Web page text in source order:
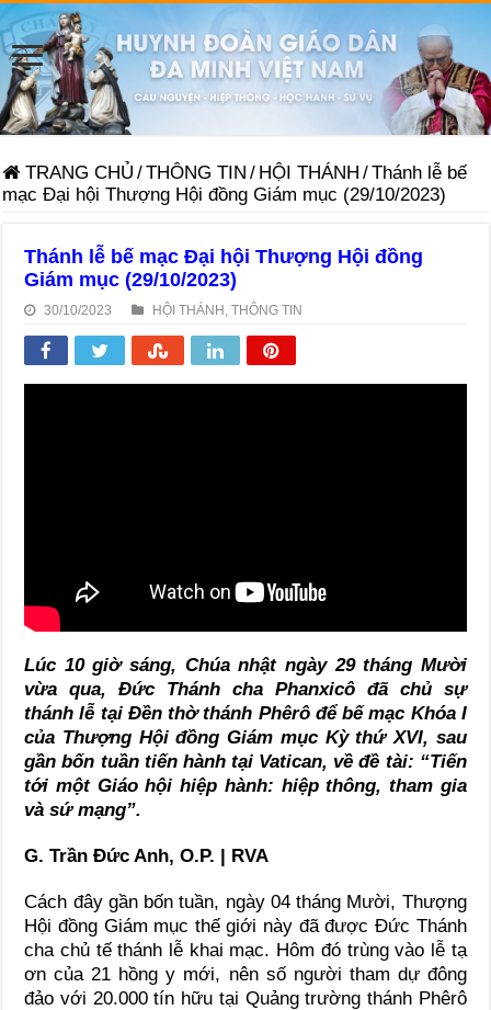
TRANG CHỦ /THÔNG TIN / HỘI THÁNH /Thánh lễ bế
mạc Đại hội Thượng Hội đồng Giám mục (29/10/2023)
Thánh lễ bế mạc Đại hội Thượng Hội đồng
Giám mục (29/10/2023)
30/10/2023 HỘI THÁNH ,THÔNG TIN
Lúc 10 giờ sáng, Chúa nhật ngày 29 tháng Mười
vừa qua, Đức Thánh cha Phanxicô đã chủ sự
thánh lễ tại Đền thờ thánh Phêrô để bế mạc Khóa I
của Thượng Hội đồng Giám mục Kỳ thứ XVI, sau
gần bốn tuần tiến hành tại Vatican, về đề tài: “Tiến
tới một Giáo hội hiệp hành: hiệp thông, tham gia
và sứ mạng”.
G. Trần Đức Anh, O.P. | RVA
Cách đây gần bốn tuần, ngày 04 tháng Mười, Thượng
Hội đồng Giám mục thế giới này đã được Đức Thánh
cha chủ tế thánh lễ khai mạc. Hôm đó trùng vào lễ tạ
ơn của 21 hồng y mới, nên số người tham dự đông
đảo với 20.000 tín hữu tại Quảng trường thánh Phêrô